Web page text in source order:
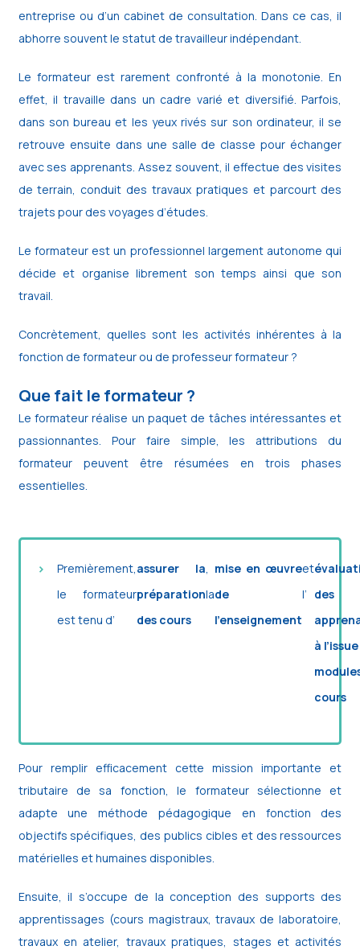
entreprise ou d’un cabinet de consultation. Dans ce cas, il
abhorre souvent le statut de travailleur indépendant.
Le formateur est rarement confronté à la monotonie. En
effet, il travaille dans un cadre varié et diversifié. Parfois,
dans son bureau et les yeux rivés sur son ordinateur, il se
retrouve ensuite dans une salle de classe pour échanger
avec ses apprenants. Assez souvent, il effectue des visites
de terrain, conduit des travaux pratiques et parcourt des
trajets pour des voyages d’études.
Le formateur est un professionnel largement autonome qui
décide et organise librement son temps ainsi que son
travail.
Concrètement, quelles sont les activités inhérentes à la
fonction de formateur ou de professeur formateur ?
Que fait le formateur ?
Le formateur réalise un paquet de tâches intéressantes et
passionnantes. Pour faire simple, les attributions du
formateur peuvent être résumées en trois phases
essentielles.
Premièrement,
le formateur
est tenu d’
assurer la
préparation
des cours
,
la
mise en œuvre
de
l’enseignement
et
l’ des
à
cours
Pour remplir efficacement cette mission importante et
tributaire de sa fonction, le formateur sélectionne et
adapte une méthode pédagogique en fonction des
objectifs spécifiques, des publics cibles et des ressources
matérielles et humaines disponibles.
Ensuite, il s’occupe de la conception des supports des
apprentissages (cours magistraux, travaux de laboratoire,
travaux en atelier, travaux pratiques, stages et activités